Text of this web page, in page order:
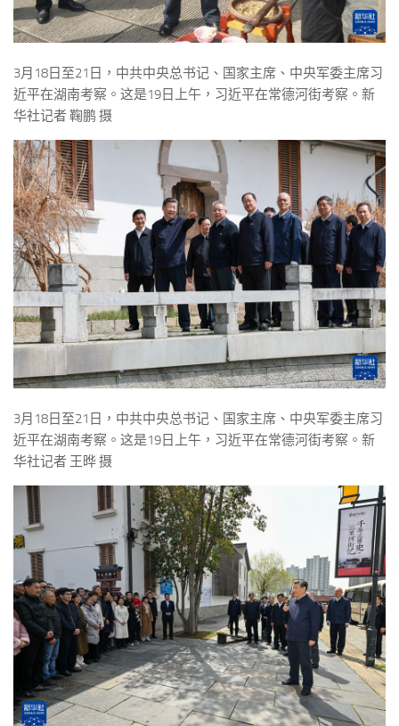
3月18日至21日，中共中央总书记、国家主席、中央军委主席习
近平在湖南考察。这是19日上午，习近平在常德河街考察。新
华社记者 鞠鹏 摄
3月18日至21日，中共中央总书记、国家主席、中央军委主席习
近平在湖南考察。这是19日上午，习近平在常德河街考察。新
华社记者 王晔 摄